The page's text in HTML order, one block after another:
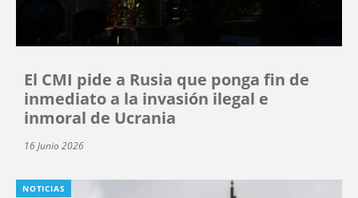
El CMI pide a Rusia que ponga fin de
inmediato a la invasión ilegal e
inmoral de Ucrania
16 Junio 2026
NOTICIAS